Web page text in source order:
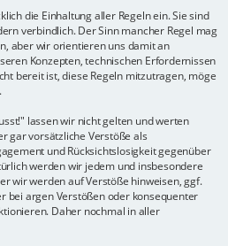
die Einhaltung aller Regeln ein. Sie sind
verbindlich. Der Sinn mancher Regel mag
aber wir orientieren uns damit an
Konzepten, technischen Erfordernissen
bereit ist, diese Regeln mitzutragen, möge
lassen wir nicht gelten und werten
gar vorsätzliche Verstöße als
und Rücksichtslosigkeit gegenüber
werden wir jedem und insbesondere
wir werden auf Verstöße hinweisen, ggf.
bei argen Verstößen oder konsequenter
Daher nochmal in aller